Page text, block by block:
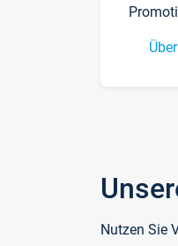
Nutzen Sie